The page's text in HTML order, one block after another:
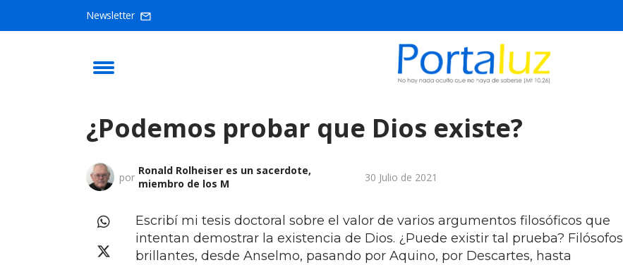
Newsletter
¿Podemos probar que Dios existe?
por Ronald Rolheiser es un sacerdote,
miembro de los M
30 Julio de 2021
Escribí mi tesis doctoral sobre el valor de varios argumentos filosóficos que
intentan demostrar la existencia de Dios. ¿Puede existir tal prueba? Filósofos
brillantes, desde Anselmo, pasando por Aquino, por Descartes, hasta